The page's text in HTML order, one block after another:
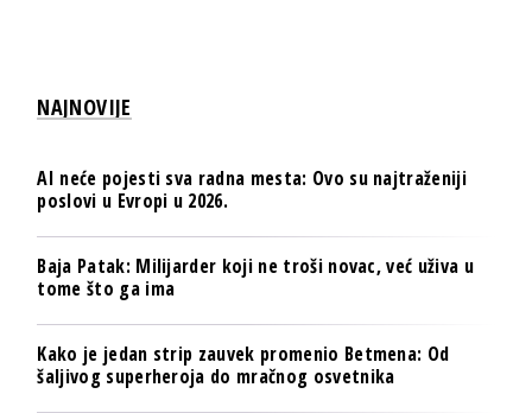
NAJNOVIJE
AI neće pojesti sva radna mesta: Ovo su najtraženiji
poslovi u Evropi u 2026.
Baja Patak: Milijarder koji ne troši novac, već uživa u
tome što ga ima
Kako je jedan strip zauvek promenio Betmena: Od
šaljivog superheroja do mračnog osvetnika